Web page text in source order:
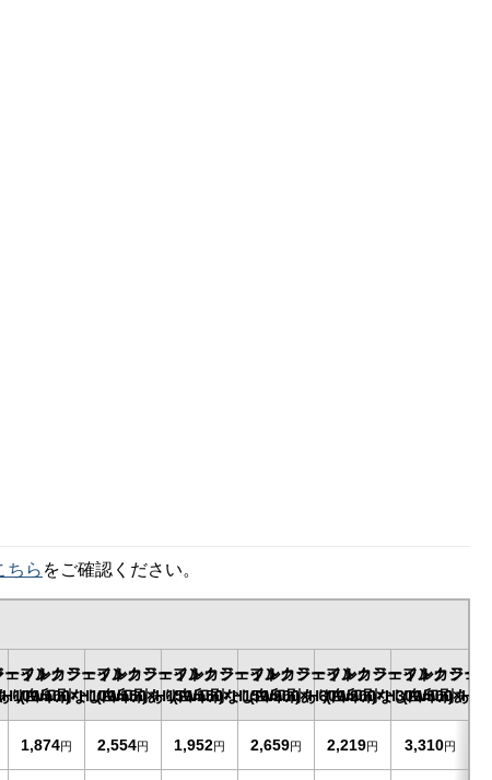
ちら をご確認ください。
ェット
ーインクジェット
り/W100×H100mm)
フルカラーインクジェット
(白印刷なし/W150×H150mm)
フルカラーインクジェット
(白印刷あり/W150×H150mm)
フルカラーインクジェット
(白印刷なし/W200×H300mm)
フルカラーインクジェット
(白印刷あり/W200×H300mm)
フルカラーインクジェ
(白印刷なし/
フルカラー
(白印刷あり
1,874円 2,554円 1,952円 2,659円 2,219円 3,310円